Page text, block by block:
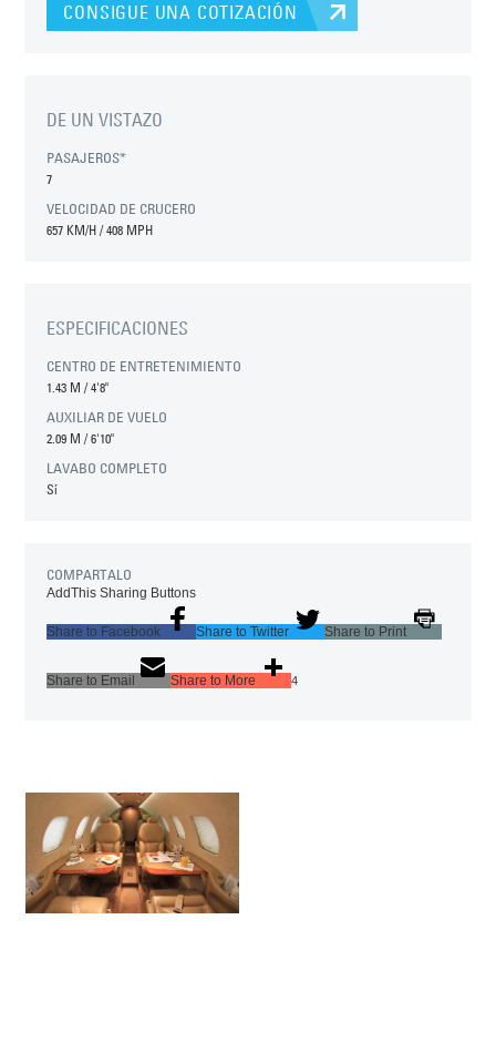
CONSIGUE UNA COTIZACIÓN
DE UN VISTAZO
PASAJEROS*
7
VELOCIDAD DE CRUCERO
657 KM/H / 408 MPH
ESPECIFICACIONES
CENTRO DE ENTRETENIMIENTO
1.43 M/4'8"
AUXILIAR DE VUELO
2.09 M/6'10"
LAVABO COMPLETO
Sí
COMPARTALO
AddThis Sharing Buttons
Share to Facebook Share to Twitter Share to Print
Share to Email Share to More 4